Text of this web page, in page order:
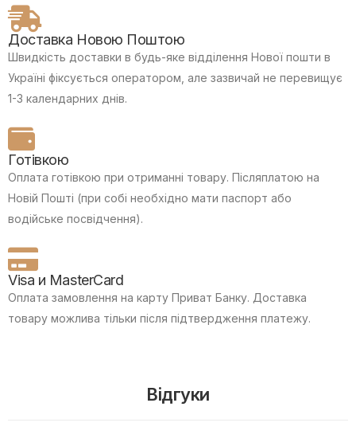
Доставка Новою Поштою
Швидкість доставки в будь-яке відділення Нової пошти в
Україні фіксується оператором, але зазвичай не перевищує
1-3 календарних днів.
Готівкою
Оплата готівкою при отриманні товару. Післяплатою на
Новій Пошті (при собі необхідно мати паспорт або
водійське посвідчення).
Visa и MasterCard
Оплата замовлення на карту Приват Банку. Доставка
товару можлива тільки після підтвердження платежу.
Відгуки